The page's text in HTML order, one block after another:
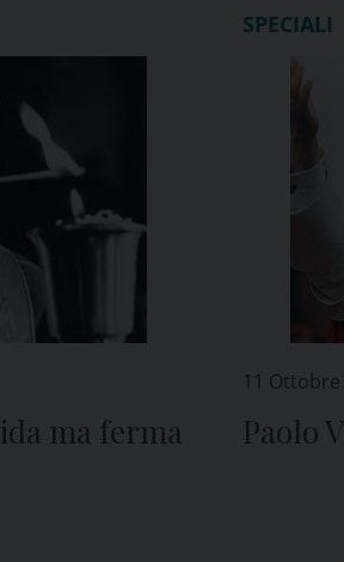
ma ferma
SPECIALI
11 Ottobre
Paolo